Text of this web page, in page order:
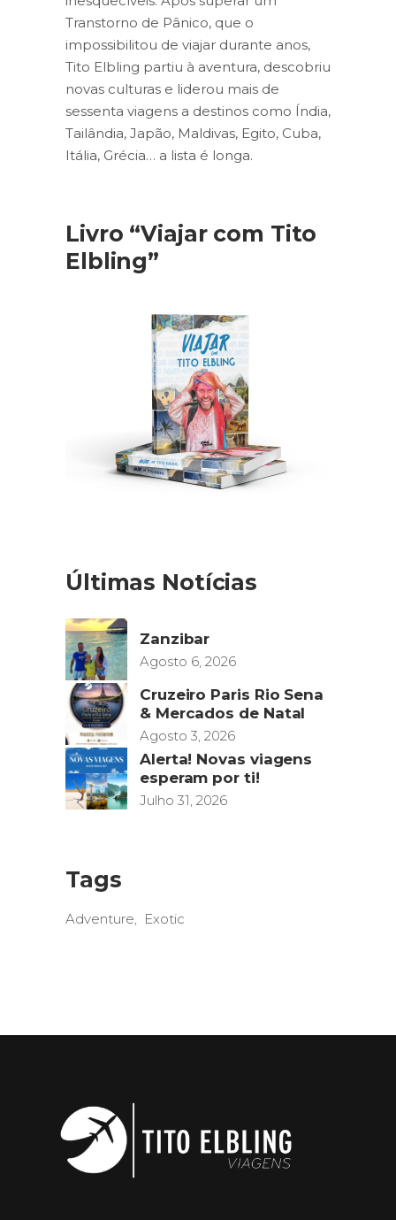
Transtorno de Pânico, que o
impossibilitou de viajar durante anos,
Tito Elbling partiu à aventura, descobriu
novas culturas e liderou mais de
sessenta viagens a destinos como Índia,
Tailândia, Japão, Maldivas, Egito, Cuba,
Itália, Grécia… a lista é longa.
Livro “Viajar com Tito
Elbling”
Últimas Notícias
Zanzibar
Agosto 6, 2026
Cruzeiro Paris Rio Sena
& Mercados de Natal
Agosto 3, 2026
Alerta! Novas viagens
esperam por ti!
Julho 31, 2026
Tags
Adventure Exotic